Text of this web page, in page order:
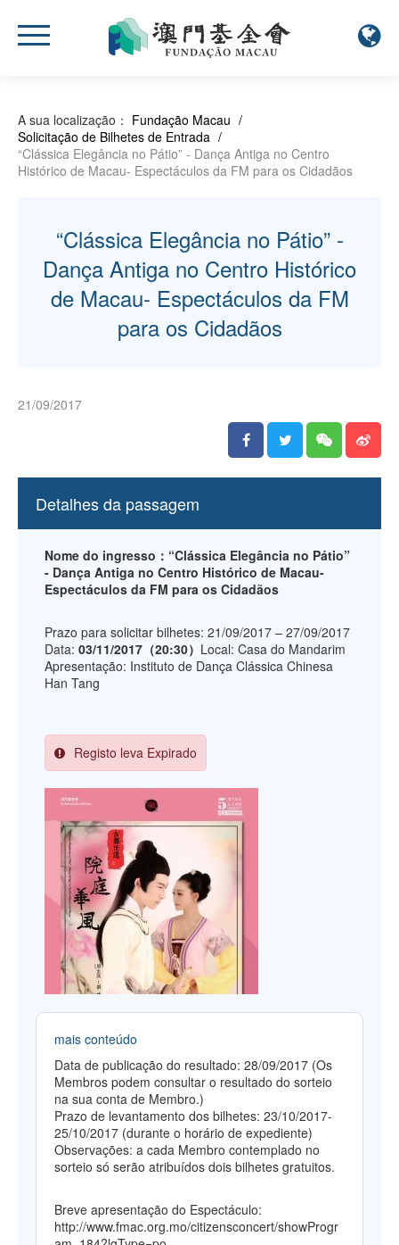
A sua localização： Fundação Macau /
Solicitação de Bilhetes de Entrada /
“Clássica Elegância no Pátio” - Dança Antiga no Centro
Histórico de Macau- Espectáculos da FM para os Cidadãos
“Clássica Elegância no Pátio” -
Dança Antiga no Centro Histórico
de Macau- Espectáculos da FM
para os Cidadãos
21/09/2017
Detalhes da passagem
Nome do ingresso：“Clássica Elegância no Pátio”
- Dança Antiga no Centro Histórico de Macau-
Espectáculos da FM para os Cidadãos
Prazo para solicitar bilhetes: 21/09/2017 – 27/09/2017
Data: 03/11/2017（20:30） Local: Casa do Mandarim
Apresentação: Instituto de Dança Clássica Chinesa
Han Tang
Registo leva Expirado
mais conteúdo
Data de publicação do resultado: 28/09/2017 (Os
Membros podem consultar o resultado do sorteio
na sua conta de Membro.)
Prazo de levantamento dos bilhetes: 23/10/2017-
25/10/2017 (durante o horário de expediente)
Observações: a cada Membro contemplado no
sorteio só serão atribuídos dois bilhetes gratuitos.
Breve apresentação do Espectáculo:
http://www.fmac.org.mo/citizensconcert/showProgr